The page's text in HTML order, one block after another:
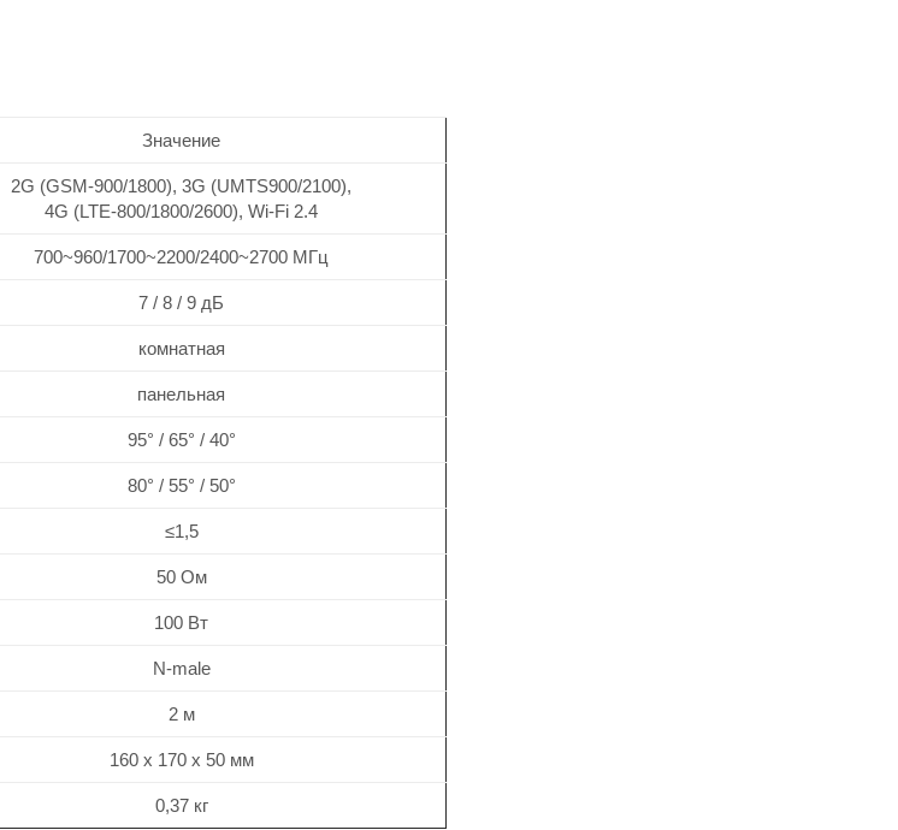
Значение
2G (GSM-900/1800), 3G (UMTS900/2100),
4G (LTE-800/1800/2600), Wi-Fi 2.4
700~960/1700~2200/2400~2700 МГц
7 / 8 / 9 дБ
комнатная
панельная
95° / 65° / 40°
80° / 55° / 50°
≤1,5
50 Ом
100 Вт
N-male
2 м
160 х 170 х 50 мм
0,37 кг